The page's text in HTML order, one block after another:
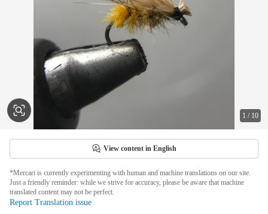
1 / 10
View content in English
*Mercari is currently experimenting with human and machine translations on our site.
Just a friendly reminder: while we strive for accuracy, please be aware that machine
translated content may not be perfect.
Report Translation issue